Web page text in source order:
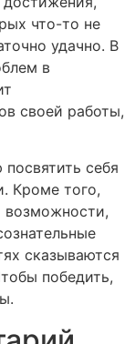
что-то не
удачно. В
в
своей работы,
себя
Кроме того,
возможности,
сказываются
победить,